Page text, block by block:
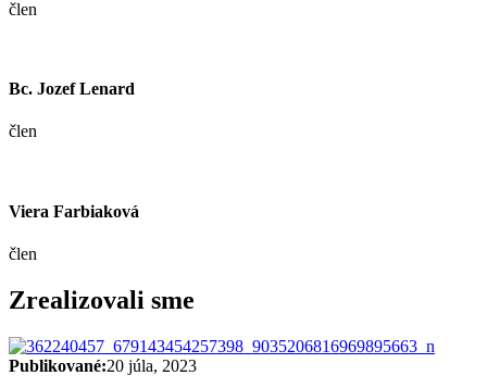
člen
Bc. Jozef Lenard
člen
Viera Farbiaková
člen
Zrealizovali sme
Publikované:20 júla, 2023